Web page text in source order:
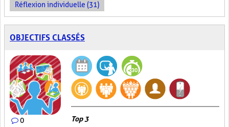
Réflexion individuelle (31)
OBJECTIFS CLASSÉS
0 Top 3